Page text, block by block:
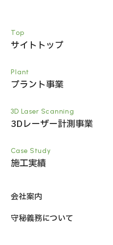
Top
サイトトップ
Plant
プラント事業
3D Laser Scanning
3Dレーザー計測事業
Case Study
施工実績
会社案内
守秘義務について